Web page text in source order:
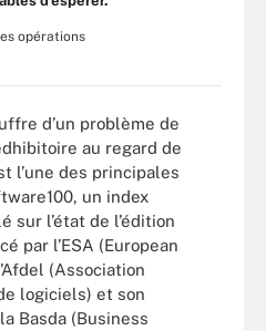
opérations
d’un problème de
au regard de
l’une des principales
un index
l’état de l’édition
par l’ESA (European
(Association
logiciels) et son
Basda (Business